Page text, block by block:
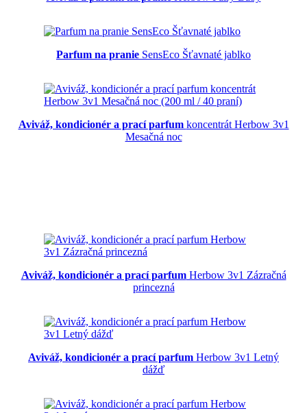
Parfum na pranie SensEco Šťavnaté jablko
Aviváž, kondicionér a prací parfum koncentrát Herbow 3v1
Mesačná noc
Aviváž, kondicionér a prací parfumHerbow 3v1 Zázračná
princezná
Aviváž, kondicionér a prací parfum Herbow 3v1 Letný
dážď